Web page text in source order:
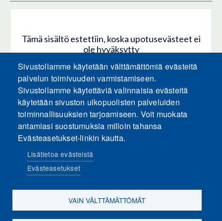
Tämä sisältö estettiin, koska upotusevästeet ei
ole hyväksytty
HYVÄKSY KAIKKI EVÄSTEET
Hyväksy vain upotusevästeet
Sosiaalinen media
Sivustollamme käytetään välttämättömiä evästeitä
palvelun toimivuuden varmistamiseen.
Sivustollamme käytettäviä valinnaisia evästeitä
käytetään sivuston ulkopuolisten palveluiden
toiminnallisuuksien tarjoamiseen. Voit muokata
antamiasi suostumuksia milloin tahansa
Evästeasetukset-linkin kautta.
Lisätietoa evästeistä
Evästeasetukset
VAIN VÄLTTÄMÄTTÖMÄT